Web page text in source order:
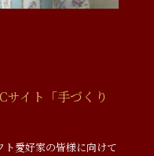
サイト「手づくり
愛好家の皆様に向けて